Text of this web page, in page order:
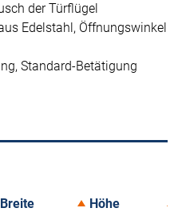
der Türflügel
Edelstahl, Öffnungswinkel
Standard-Betätigung
Breite Höhe